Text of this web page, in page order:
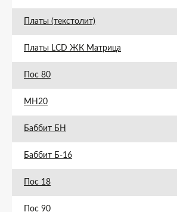
Платы (текстолит)
Платы LCD ЖК Матрица
Пос 80
МН20
Баббит БН
Баббит Б-16
Пос 18
Пос 90